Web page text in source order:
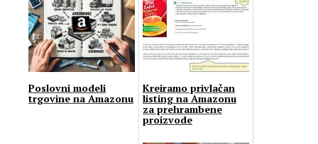
Poslovni modeli
trgovine na Amazonu
Kreiramo privlačan
listing na Amazonu
za prehrambene
proizvode